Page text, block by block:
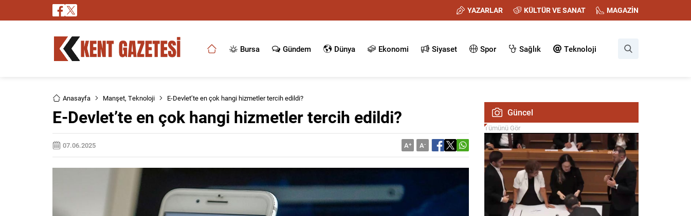
YAZARLAR KÜLTÜR VE SANAT MAGAZİN
Bursa Gündem Dünya Ekonomi Siyaset Spor Sağlık Teknoloji
Anasayfa Manşet, Teknoloji E-Devlet’te en çok hangi hizmetler tercih edildi?
E-Devlet’te en çok hangi hizmetler tercih edildi?
07.06.2025 A+ A-
Güncel
Tümünü Gör